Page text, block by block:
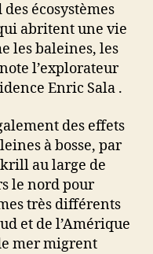
écosystèmes
abritent une vie
les baleines, les
l’explorateur
Enric Sala .
des effets
à bosse, par
au large de
le nord pour
très différents
et de l’Amérique
mer migrent